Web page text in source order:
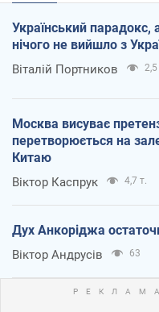
Український парадокс,
нічого не вийшло з
Віталій Портников 2,5
Москва висуває
перетворюється на
Китаю
Віктор Каспрук 4,7 т.
Дух Анкоріджа
Віктор Андрусів 63